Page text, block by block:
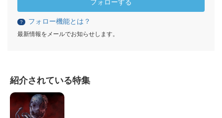
フォローする
？ フォロー機能とは？
最新情報をメールでお知らせします。
紹介されている特集